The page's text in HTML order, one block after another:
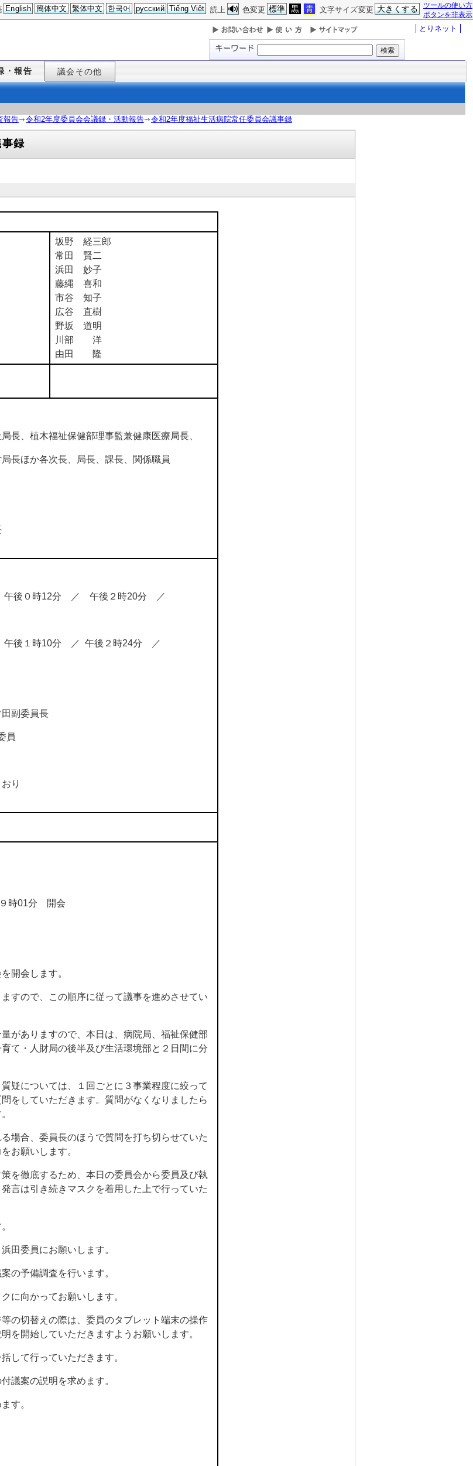
ツールの使い方
ボタンを非表示
文字サイズ変更 大きくする
色変更 標準 黒 青
読上
English 簡体中文 繁体中文 한국어 русский Tiếng Việt
とりネット
・報告 議会その他
報告 令和2年度委員会会議録・活動報告 令和2年度福祉生活病院常任委員会議事録
録
坂野 経三郎
常田 賢二
浜田 妙子
藤縄 喜和
市谷 知子
広谷 直樹
野坂 道明
川部 洋
由田 隆
、植木福祉保健部理事監兼健康医療局長、
長ほか各次長、局長、課長、関係職員
後０時12分 ／ 午後２時20分 ／
後１時10分 ／ 午後２時24分 ／
委員長
員
り
時01分 開会
開会します。
すので、この順序に従って議事を進めさせてい
がありますので、本日は、病院局、福祉保健部
て・人財局の後半及び生活環境部と２日間に分
疑については、１回ごとに３事業程度に絞って
をしていただきます。質問がなくなりましたら
場合、委員長のほうで質問を打ち切らせていた
お願いします。
を徹底するため、本日の委員会から委員及び執
言は引き続きマスクを着用した上で行っていた
田委員にお願いします。
の予備調査を行います。
に向かってお願いします。
の切替えの際は、委員のタブレット端末の操作
を開始していただきますようお願いします。
して行っていただきます。
議案の説明を求めます。
す。